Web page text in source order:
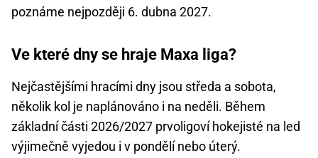
poznáme nejpozději 6. dubna 2027.
Ve které dny se hraje Maxa liga?
Nejčastějšími hracími dny jsou středa a sobota,
několik kol je naplánováno i na neděli. Během
základní části 2026/2027 prvoligoví hokejisté na led
výjimečně vyjedou i v pondělí nebo úterý.